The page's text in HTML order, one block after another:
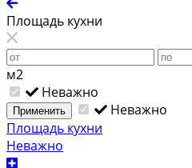
Площадь кухни
м2
Неважно
Применить
Неважно
Площадь кухни
Неважно